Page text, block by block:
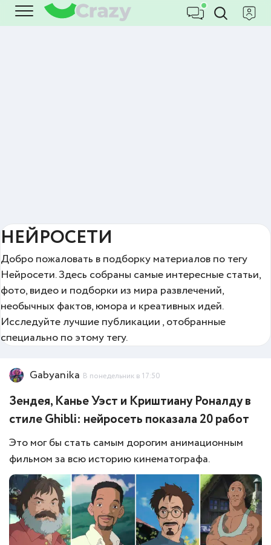
НЕЙРОСЕТИ
Добро пожаловать в подборку материалов по тегу
Нейросети. Здесь собраны самые интересные статьи,
фото, видео и подборки из мира развлечений,
необычных фактов, юмора и креативных идей.
Исследуйте лучшие публикации , отобранные
специально по этому тегу.
Gabyanika В понедельник в 17:50
Зендея, Канье Уэст и Криштиану Роналду в
стиле Ghibli: нейросеть показала 20 работ
Это мог бы стать самым дорогим анимационным
фильмом за всю историю кинематографа.